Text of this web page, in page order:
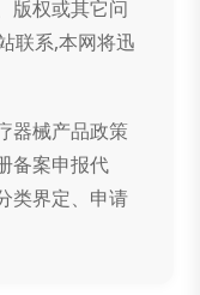
版权或其它问
联系,本网将迅
器械产品政策
备案申报代
类界定、申请